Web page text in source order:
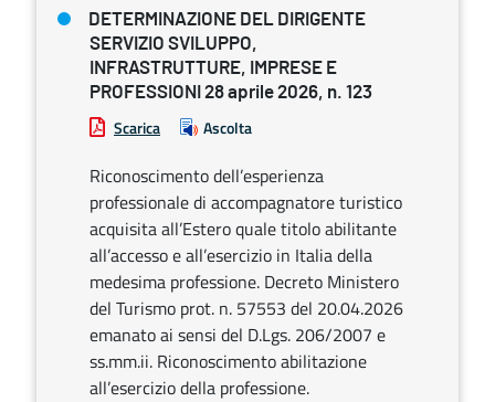
DETERMINAZIONE DEL DIRIGENTE
SERVIZIO SVILUPPO,
INFRASTRUTTURE, IMPRESE E
PROFESSIONI 28 aprile 2026, n. 123
Scarica Ascolta
Riconoscimento dell’esperienza
professionale di accompagnatore turistico
acquisita all’Estero quale titolo abilitante
all’accesso e all’esercizio in Italia della
medesima professione. Decreto Ministero
del Turismo prot. n. 57553 del 20.04.2026
emanato ai sensi del D.Lgs. 206/2007 e
ss.mm.ii. Riconoscimento abilitazione
all’esercizio della professione.